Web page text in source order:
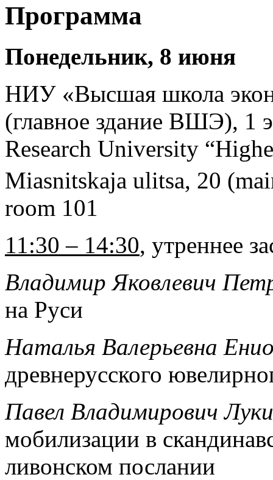
Программа
Понедельник, 8 июня
НИУ «Высшая школа
(главное здание ВШЭ), 1
Research University
Miasnitskaja ulitsa, 20
room 101
11:30 – 14:30, утреннее
Владимир Яковлевич
на Руси
Наталья Валерьевна
древнерусского
Павел Владимирович
мобилизации в
ливонском послании